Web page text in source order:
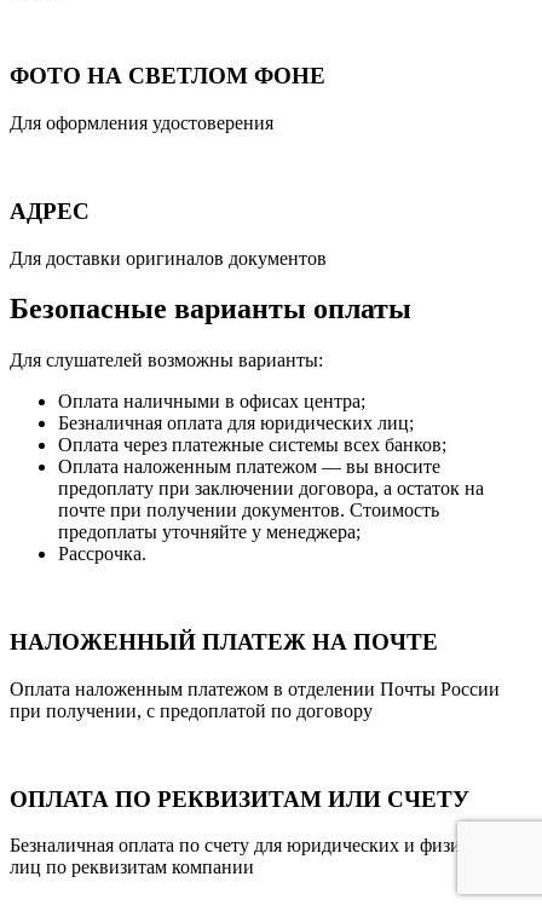
ФОТО НА СВЕТЛОМ ФОНЕ
Для оформления удостоверения
АДРЕС
Для доставки оригиналов документов
Безопасные варианты оплаты
Для слушателей возможны варианты:
Оплата наличными в офисах центра;
Безналичная оплата для юридических лиц;
Оплата через платежные системы всех банков;
Оплата наложенным платежом — вы вносите
предоплату при заключении договора, а остаток на
почте при получении документов. Стоимость
предоплаты уточняйте у менеджера;
Рассрочка.
НАЛОЖЕННЫЙ ПЛАТЕЖ НА ПОЧТЕ
Оплата наложенным платежом в отделении Почты России
при получении, с предоплатой по договору
ОПЛАТА ПО РЕКВИЗИТАМ ИЛИ СЧЕТУ
Безналичная оплата по счету для юридических и физических
лиц по реквизитам компании